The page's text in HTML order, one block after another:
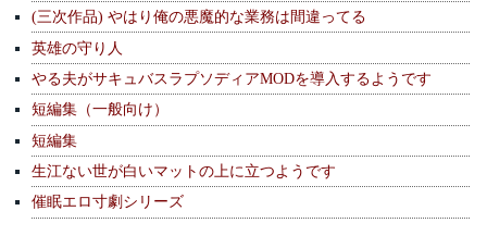
(三次作品) やはり俺の悪魔的な業務は間違ってる
英雄の守り人
やる夫がサキュバスラプソディアMODを導入するようです
短編集（一般向け）
短編集
生江ない世が白いマットの上に立つようです
催眠エロ寸劇シリーズ